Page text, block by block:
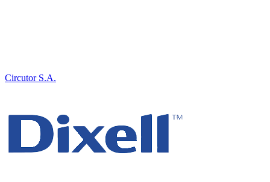
Circutor S.A.